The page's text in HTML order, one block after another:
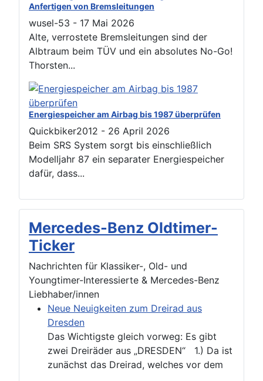
Anfertigen von Bremsleitungen
wusel-53 - 17 Mai 2026
Alte, verrostete Bremsleitungen sind der
Albtraum beim TÜV und ein absolutes No-Go!
Thorsten...
Energiespeicher am Airbag bis 1987 überprüfen
Quickbiker2012 - 26 April 2026
Beim SRS System sorgt bis einschließlich
Modelljahr 87 ein separater Energiespeicher
dafür, dass...
Mercedes-Benz Oldtimer-
Ticker
Nachrichten für Klassiker-, Old- und
Youngtimer-Interessierte & Mercedes-Benz
Liebhaber/innen
Neue Neuigkeiten zum Dreirad aus
Dresden
Das Wichtigste gleich vorweg: Es gibt
zwei Dreiräder aus „DRESDEN“ 1.) Da ist
zunächst das Dreirad, welches vor dem